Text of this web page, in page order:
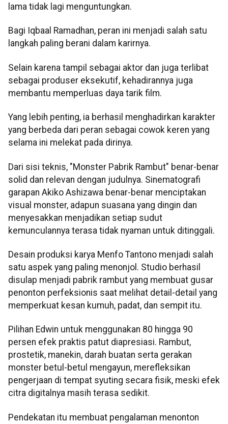
lama tidak lagi menguntungkan.
Bagi Iqbaal Ramadhan, peran ini menjadi salah satu
langkah paling berani dalam karirnya.
Selain karena tampil sebagai aktor dan juga terlibat
sebagai produser eksekutif, kehadirannya juga
membantu memperluas daya tarik film.
Yang lebih penting, ia berhasil menghadirkan karakter
yang berbeda dari peran sebagai cowok keren yang
selama ini melekat pada dirinya.
Dari sisi teknis, "Monster Pabrik Rambut" benar-benar
solid dan relevan dengan judulnya. Sinematografi
garapan Akiko Ashizawa benar-benar menciptakan
visual monster, adapun suasana yang dingin dan
menyesakkan menjadikan setiap sudut
kemunculannya terasa tidak nyaman untuk ditinggali.
Desain produksi karya Menfo Tantono menjadi salah
satu aspek yang paling menonjol. Studio berhasil
disulap menjadi pabrik rambut yang membuat gusar
penonton perfeksionis saat melihat detail-detail yang
memperkuat kesan kumuh, padat, dan sempit itu.
Pilihan Edwin untuk menggunakan 80 hingga 90
persen efek praktis patut diapresiasi. Rambut,
prostetik, manekin, darah buatan serta gerakan
monster betul-betul mengayun, merefleksikan
pengerjaan di tempat syuting secara fisik, meski efek
citra digitalnya masih terasa sedikit.
Pendekatan itu membuat pengalaman menonton